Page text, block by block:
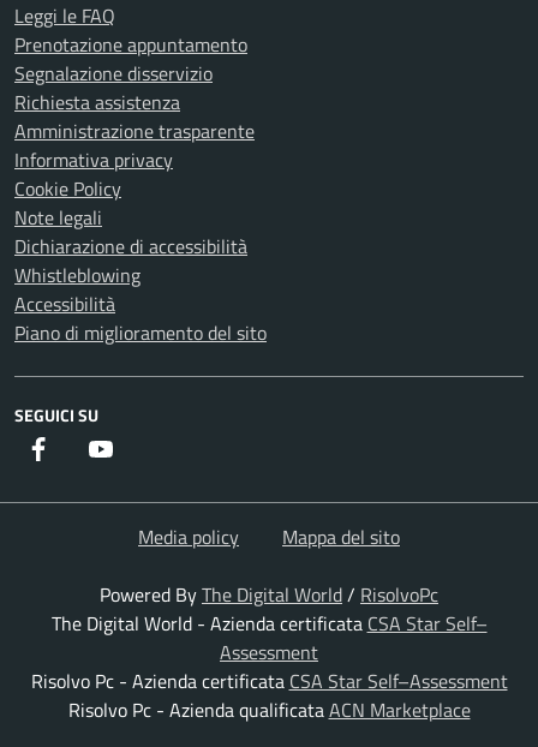
Leggi le FAQ
Prenotazione appuntamento
Segnalazione disservizio
Richiesta assistenza
Amministrazione trasparente
Informativa privacy
Cookie Policy
Note legali
Dichiarazione di accessibilità
Whistleblowing
Accessibilità
Piano di miglioramento del sito
SEGUICI SU
Facebook
Media policy
Mappa del sito
Powered ByThe Digital World/ RisolvoPc
The Digital World - Azienda certificata CSA Star Self–
Assessment
Risolvo Pc - Azienda certificata CSA Star Self–Assessment
Risolvo Pc - Azienda qualificataACN Marketplace